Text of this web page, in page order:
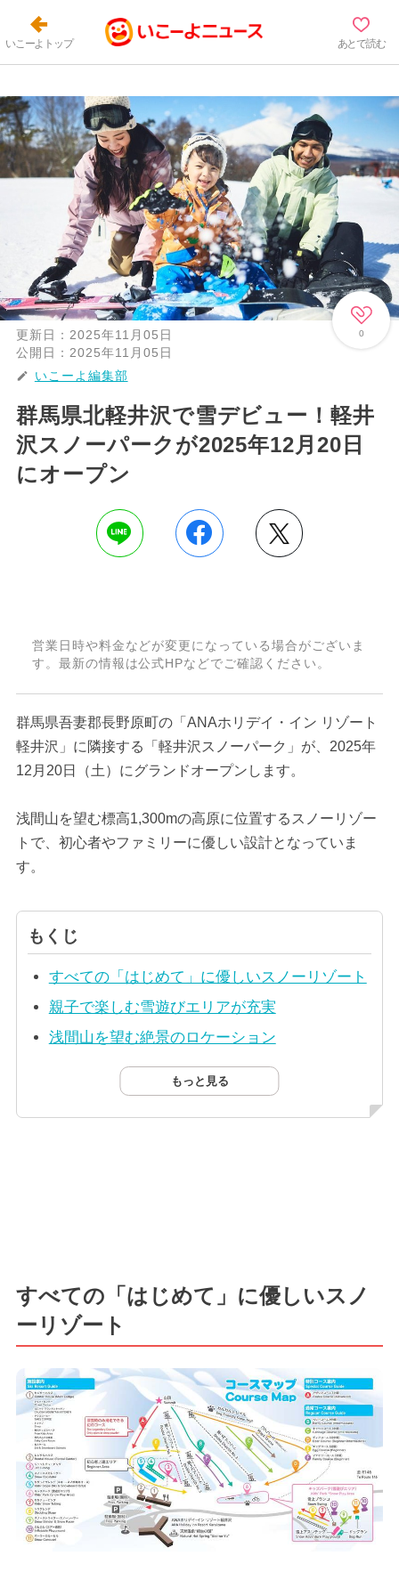
いこーよトップ あとで読む
0
更新日： 2025年11月05日
公開日： 2025年11月05日
いこーよ編集部
群馬県北軽井沢で雪デビュー！軽井
沢スノーパークが2025年12月20日
にオープン
営業日時や料金などが変更になっている場合がございま
す。最新の情報は公式HPなどでご確認ください。
群馬県吾妻郡長野原町の「ANAホリデイ・イン リゾート
軽井沢」に隣接する「軽井沢スノーパーク」が、2025年
12月20日（土）にグランドオープンします。
浅間山を望む標高1,300mの高原に位置するスノーリゾー
トで、初心者やファミリーに優しい設計となっていま
す。
もくじ
すべての「はじめて」に優しいスノーリゾート
親子で楽しむ雪遊びエリアが充実
浅間山を望む絶景のロケーション
もっと見る
すべての「はじめて」に優しいスノ
ーリゾート